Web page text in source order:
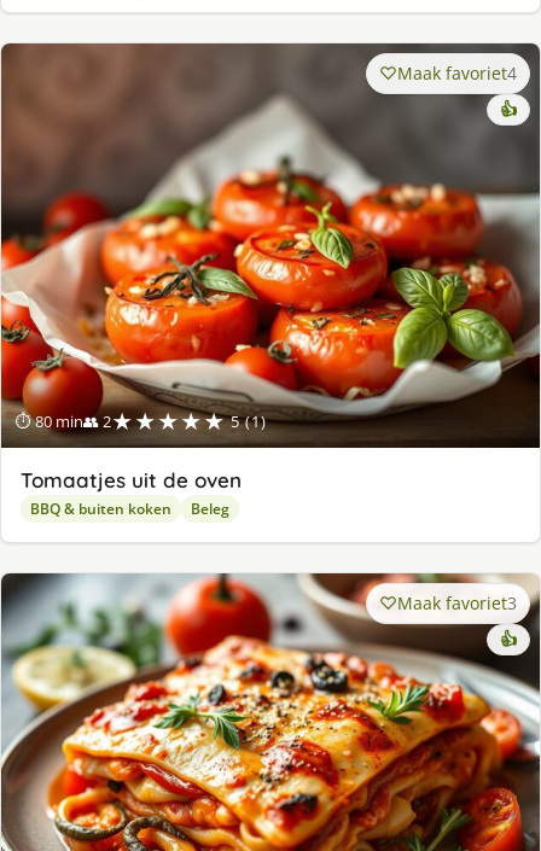
⏱ 80 min👥 2★★★★★ 5 (1)
Maak favoriet4
👍
Tomaatjes uit de oven
BBQ & buiten koken Beleg
Maak favoriet3
👍